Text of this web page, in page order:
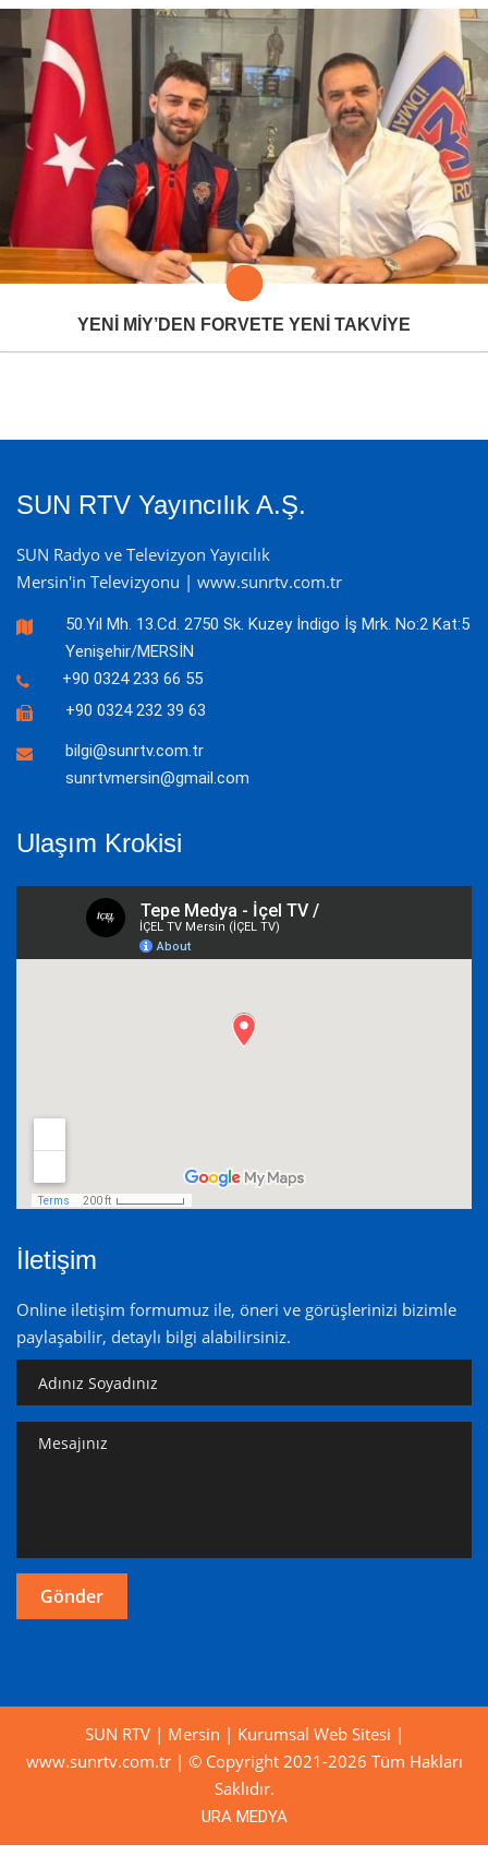
YENİ MİY’DEN FORVETE YENİ TAKVİYE
SUN RTV Yayıncılık A.Ş.
SUN Radyo ve Televizyon Yayıcılık
Mersin'in Televizyonu | www.sunrtv.com.tr
50.Yıl Mh. 13.Cd. 2750 Sk. Kuzey İndigo İş Mrk. No:2 Kat:5
Yenişehir/MERSİN
+90 0324 233 66 55
+90 0324 232 39 63
bilgi@sunrtv.com.tr
sunrtvmersin@gmail.com
Ulaşım Krokisi
İletişim
Online iletişim formumuz ile, öneri ve görüşlerinizi bizimle
paylaşabilir, detaylı bilgi alabilirsiniz.
SUN RTV | Mersin | Kurumsal Web Sitesi |
www.sunrtv.com.tr | © Copyright 2021-2026 Tüm Hakları
Saklıdır.
URA MEDYA